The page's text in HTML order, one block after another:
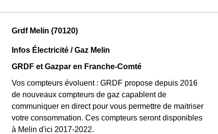
Grdf Melin (70120)
Infos Électricité / Gaz Melin
GRDF et Gazpar en Franche-Comté
Vos compteurs évoluent : GRDF propose depuis 2016
de nouveaux compteurs de gaz capablent de
communiquer en direct pour vous permettre de maitriser
votre consommation. Ces compteurs seront disponibles
à Melin d'ici 2017-2022.